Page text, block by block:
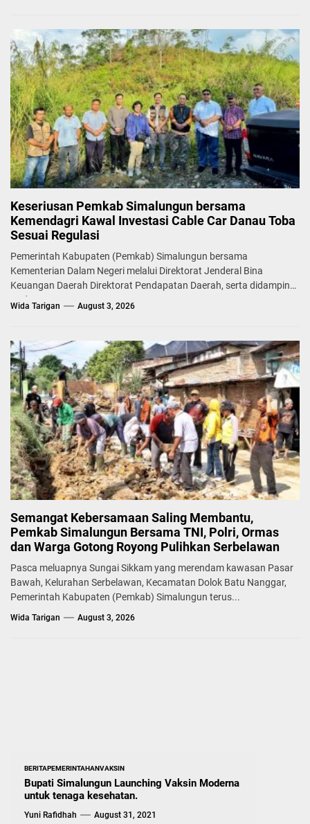
Keseriusan Pemkab Simalungun bersama
Kemendagri Kawal Investasi Cable Car Danau Toba
Sesuai Regulasi
Pemerintah Kabupaten (Pemkab) Simalungun bersama
Kementerian Dalam Negeri melalui Direktorat Jenderal Bina
Keuangan Daerah Direktorat Pendapatan Daerah, serta didampingi
Badan...
Wida Tarigan August 3, 2026
Semangat Kebersamaan Saling Membantu,
Pemkab Simalungun Bersama TNI, Polri, Ormas
dan Warga Gotong Royong Pulihkan Serbelawan
Pasca meluapnya Sungai Sikkam yang merendam kawasan Pasar
Bawah, Kelurahan Serbelawan, Kecamatan Dolok Batu Nanggar,
Pemerintah Kabupaten (Pemkab) Simalungun terus...
Wida Tarigan August 3, 2026
BERITAPEMERINTAHANVAKSIN
Bupati Simalungun Launching Vaksin Moderna
untuk tenaga kesehatan.
Yuni Rafidhah August 31, 2021